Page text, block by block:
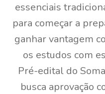
essenciais
para começar a
ganhar vantagem
os estudos com
Pré-edital do
busca aprovação